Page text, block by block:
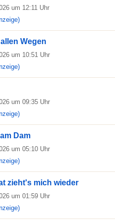
um 12:11 Uhr
Wegen
um 10:51 Uhr
um 09:35 Uhr
Dam
um 05:10 Uhr
zieht's mich wieder
um 01:59 Uhr